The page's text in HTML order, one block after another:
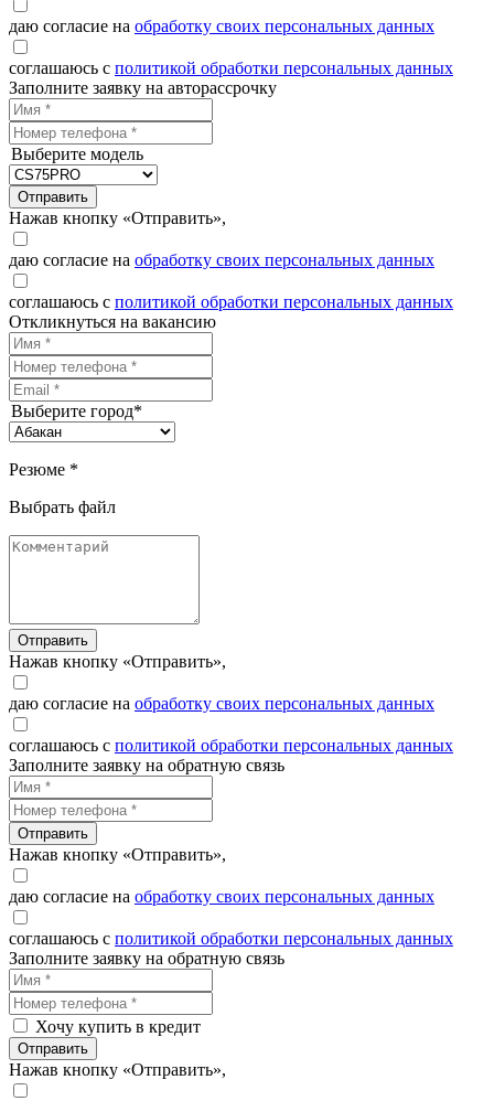
даю согласие на обработку своих персональных данных
соглашаюсь с политикой обработки персональных данных
Заполните заявку на авторассрочку
Выберите модель
Отправить
Нажав кнопку «Отправить»,
даю согласие на обработку своих персональных данных
соглашаюсь с политикой обработки персональных данных
Откликнуться на вакансию
Выберите город*
Резюме *
Выбрать файл
Отправить
Нажав кнопку «Отправить»,
даю согласие на обработку своих персональных данных
соглашаюсь с политикой обработки персональных данных
Заполните заявку на обратную связь
Отправить
Нажав кнопку «Отправить»,
даю согласие на обработку своих персональных данных
соглашаюсь с политикой обработки персональных данных
Заполните заявку на обратную связь
Хочу купить в кредит
Отправить
Нажав кнопку «Отправить»,